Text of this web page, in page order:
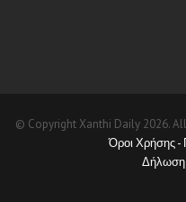
© Copyright Xanthi Daily 2026.
Όροι Χρήσης -
Δήλωση